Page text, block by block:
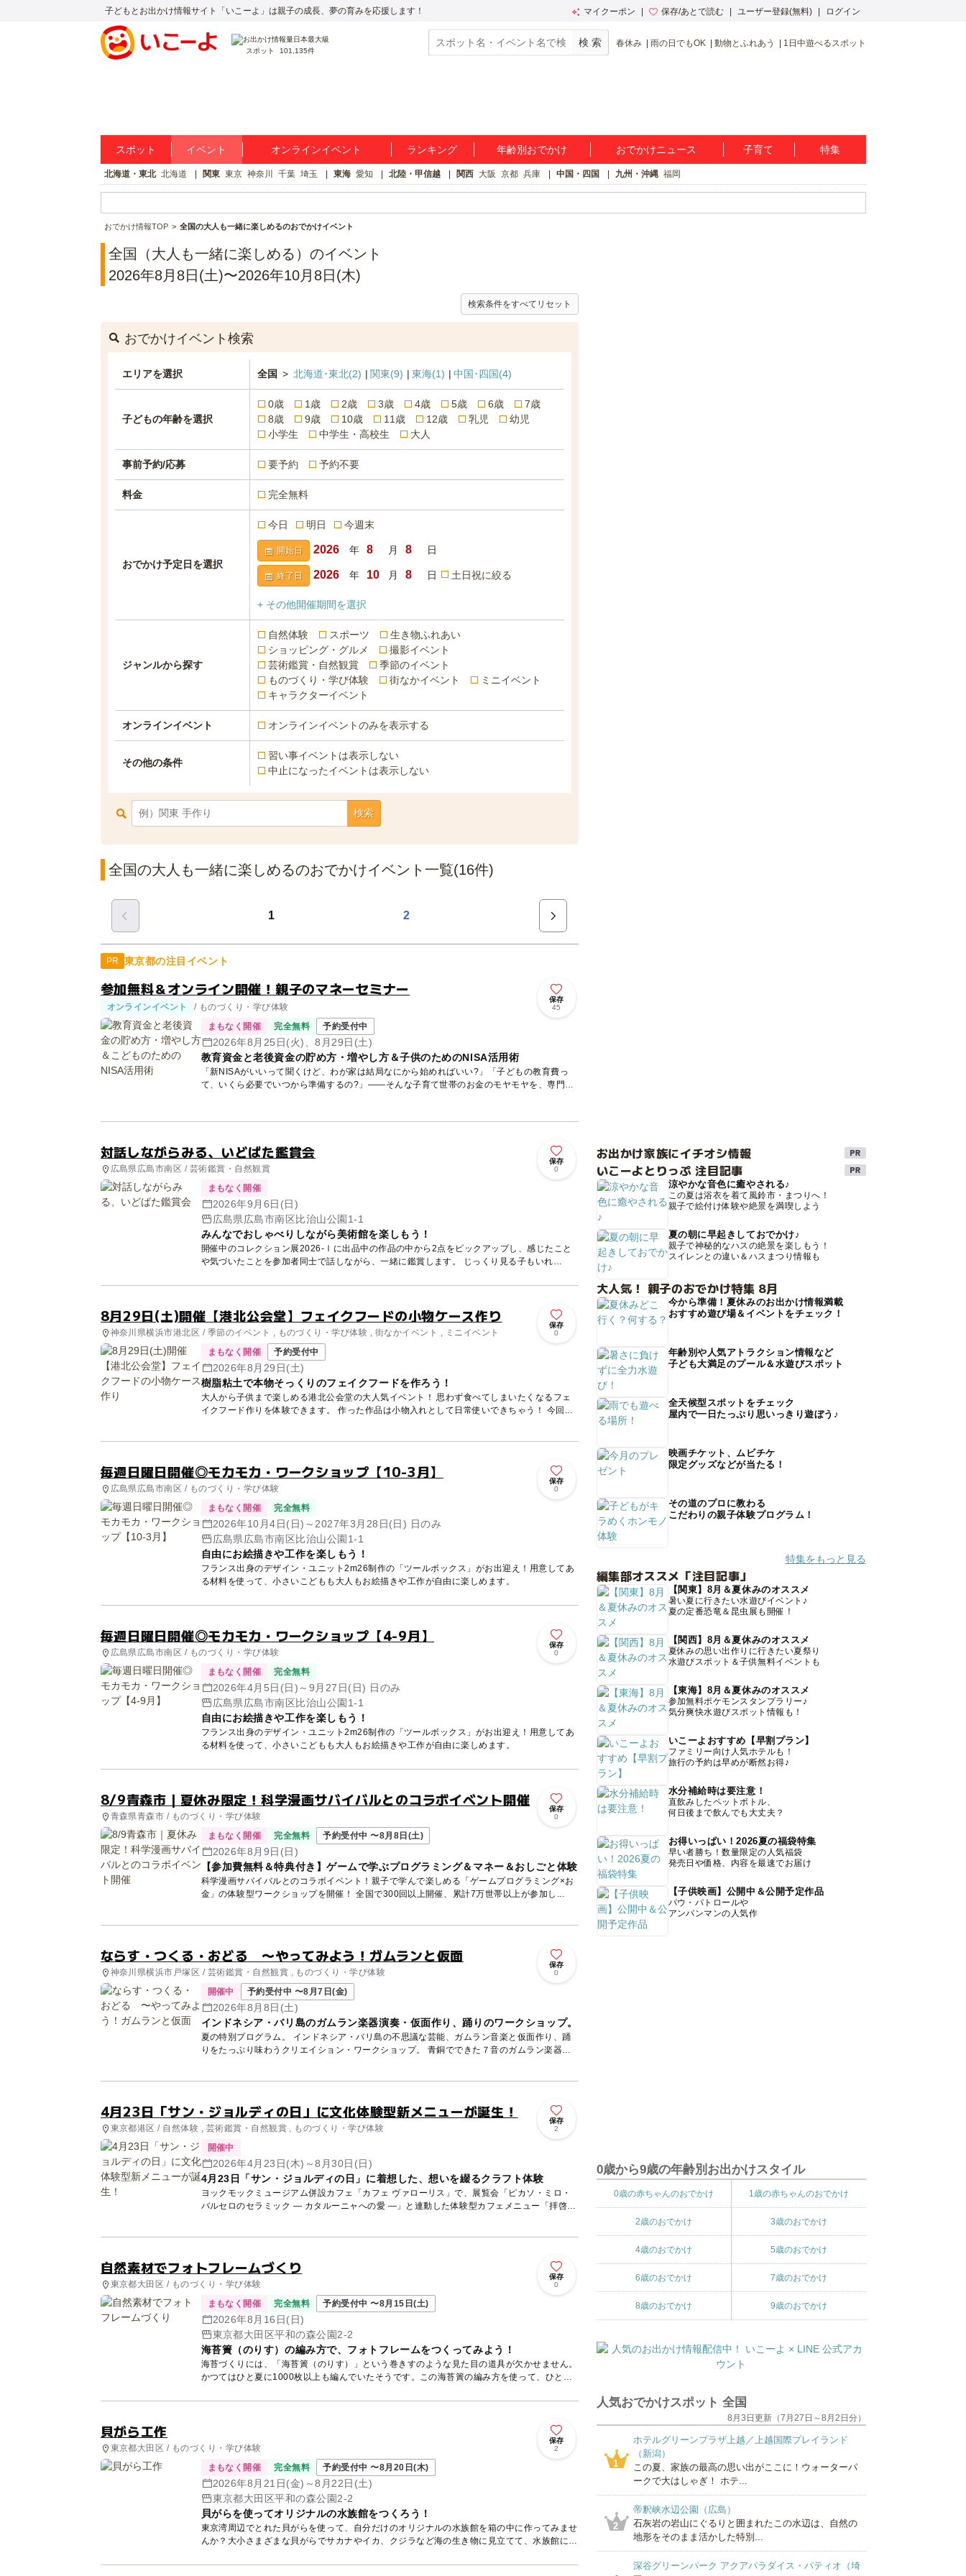
子どもとお出かけ情報サイト「いこーよ」は親子の成長、夢の育みを応援します！ マイクーポン 保存/あとで読む ユーザー登録(無料) ログイン
スポット 101,135件
春休み 雨の日でもOK 動物とふれあう 1日中遊べるスポット
スポット イベント オンラインイベント ランキング 年齢別おでかけ おでかけニュース 子育て 特集
北海道・東北 北海道 関東 東京 神奈川 千葉 埼玉 東海 愛知 北陸・甲信越 関西 大阪 京都 兵庫 中国・四国 九州・沖縄 福岡
おでかけ情報TOP 全国の大人も一緒に楽しめるのおでかけイベント
全国（大人も一緒に楽しめる）のイベント
2026年8月8日(土)〜2026年10月8日(木)
検索条件をすべてリセット
おでかけイベント検索
エリアを選択 全国 > 北海道･東北(2) 関東(9) 東海(1) 中国･四国(4)
子どもの年齢を選択
0歳 1歳 2歳 3歳 4歳 5歳 6歳
7歳
8歳
9歳 10歳 11歳 12歳 乳児
幼児
小学生
中学生・高校生 大人
事前予約/応募 要予約 予約不要
料金 完全無料
おでかけ予定日を選択
今日 明日 今週末
開始日 年 月 日
終了日 年 月 日 土日祝に絞る
+ その他開催期間を選択
ジャンルから探す
自然体験 スポーツ
生き物ふれあい
ショッピング・グルメ
撮影イベント
芸術鑑賞・自然観賞
季節のイベント
ものづくり・学び体験
街なかイベント
ミニイベント
キャラクターイベント
オンラインイベント オンラインイベントのみを表示する
その他の条件
習い事イベントは表示しない
中止になったイベントは表示しない
検索
全国の大人も一緒に楽しめるのおでかけイベント一覧(16件)
1 2
PR 東京都の注目イベント
参加無料＆オンライン開催！親子のマネーセミナー
オンラインイベント / ものづくり・学び体験
保存
45
まもなく開催 完全無料 予約受付中
2026年8月25日(火)、8月29日(土)
教育資金と老後資金の貯め方・増やし方＆子供のためのNISA活用術
「新NISAがいいって聞くけど、わが家は結局なにから始めればいい?」「子どもの教育費っ
て、いくら必要でいつから準備するの?」——そんな子育て世帯のお金のモヤモヤを、専門の
対話しながらみる、いどばた鑑賞会
広島県広島市南区 / 芸術鑑賞・自然観賞
保存
0
まもなく開催
2026年9月6日(日)
広島県広島市南区比治山公園1-1
みんなでおしゃべりしながら美術館を楽しもう！
開催中のコレクション展2026-Ⅰに出品中の作品の中から2点をピックアップし、感じたこと
や気づいたことを参加者同士で話しながら、一緒に鑑賞します。 じっくり見る子もいれ
8月29日(土)開催【港北公会堂】フェイクフードの小物ケース作り
神奈川県横浜市港北区 / 季節のイベント , ものづくり・学び体験 , 街なかイベント , ミニイベント
保存
0
まもなく開催 予約受付中
2026年8月29日(土)
樹脂粘土で本物そっくりのフェイクフードを作ろう！
大人から子供まで楽しめる港北公会堂の大人気イベント！ 思わず食べてしまいたくなるフェ
イクフード作りを体験できます。 作った作品は小物入れとして日常使いできちゃう！ 今回...
毎週日曜日開催◎モカモカ・ワークショップ【10-3月】
広島県広島市南区 / ものづくり・学び体験
保存
0
まもなく開催 完全無料
2026年10月4日(日)～2027年3月28日(日) 日のみ
広島県広島市南区比治山公園1-1
自由にお絵描きや工作を楽しもう！
フランス出身のデザイン・ユニット2m26制作の「ツールボックス」がお出迎え！用意してあ
る材料を使って、小さいこどもも大人もお絵描きや工作が自由に楽しめます。
毎週日曜日開催◎モカモカ・ワークショップ【4-9月】
広島県広島市南区 / ものづくり・学び体験
保存
0
まもなく開催 完全無料
2026年4月5日(日)～9月27日(日) 日のみ
広島県広島市南区比治山公園1-1
自由にお絵描きや工作を楽しもう！
フランス出身のデザイン・ユニット2m26制作の「ツールボックス」がお出迎え！用意してあ
る材料を使って、小さいこどもも大人もお絵描きや工作が自由に楽しめます。
8/9青森市｜夏休み限定！科学漫画サバイバルとのコラボイベント開催
青森県青森市 / ものづくり・学び体験
保存
0
まもなく開催 完全無料 予約受付中 〜8月8日(土)
2026年8月9日(日)
【参加費無料＆特典付き】ゲームで学ぶプログラミング＆マネー＆おしごと体験
科学漫画サバイバルとのコラボイベント！親子で学んで楽しめる「ゲームプログラミング×お
金」の体験型ワークショップを開催！ 全国で300回以上開催、累計7万世帯以上が参加し...
ならす・つくる・おどる 〜やってみよう！ガムランと仮面
神奈川県横浜市戸塚区 / 芸術鑑賞・自然観賞 , ものづくり・学び体験
保存
0
開催中 予約受付中 〜8月7日(金)
2026年8月8日(土)
インドネシア・バリ島のガムラン楽器演奏・仮面作り、踊りのワークショップ。
夏の特別プログラム。 インドネシア・バリ島の不思議な芸能、ガムラン音楽と仮面作り、踊
りをたっぷり味わうクリエイション・ワークショップ。 青銅でできた７音のガムラン楽器を
4月23日「サン・ジョルディの日」に文化体験型新メニューが誕生！
東京都港区 / 自然体験 , 芸術鑑賞・自然観賞 , ものづくり・学び体験
保存
2
開催中
2026年4月23日(木)～8月30日(日)
4月23日「サン・ジョルディの日」に着想した、想いを綴るクラフト体験
ヨックモックミュージアム併設カフェ「カフェ ヴァローリス」で、展覧会「ピカソ・ミロ・
バルセロのセラミック ― カタルーニャへの愛 ―」と連動した体験型カフェメニュー「拝啓、
自然素材でフォトフレームづくり
東京都大田区 / ものづくり・学び体験
保存
0
まもなく開催 完全無料 予約受付中 〜8月15日(土)
2026年8月16日(日)
東京都大田区平和の森公園2-2
海苔簀（のりす）の編み方で、フォトフレームをつくってみよう！
海苔づくりには、「海苔簀（のりす）」という巻きすのような見た目の道具が欠かせません。
かつてはひと夏に1000枚以上も編んでいたそうです。この海苔簀の編み方を使って、ひと回
貝がら工作
東京都大田区 / ものづくり・学び体験
保存
2
まもなく開催 完全無料 予約受付中 〜8月20日(木)
2026年8月21日(金)～8月22日(土)
東京都大田区平和の森公園2-2
貝がらを使ってオリジナルの水族館をつくろう！
東京湾周辺でとれた貝がらを使って、自分だけのオリジナルの水族館を箱の中に作ってみませ
んか？大小さまざまな貝がらでサカナやイカ、クジラなど海の生き物に見立てて、水族館にし
お出かけ家族にイチオシ情報
いこーよとりっぷ 注目記事
涼やかな音色に癒やされる♪
この夏は浴衣を着て風鈴市・まつりへ！
親子で絵付け体験や絶景を満喫しよう
夏の朝に早起きしておでかけ♪
親子で神秘的なハスの絶景を楽しもう！
スイレンとの違い＆ハスまつり情報も
大人気！ 親子のおでかけ特集 8月
今から準備！夏休みのお出かけ情報満載
おすすめ遊び場＆イベントをチェック！
年齢別や人気アトラクション情報など
子ども大満足のプール＆水遊びスポット
全天候型スポットをチェック
屋内で一日たっぷり思いっきり遊ぼう♪
映画チケット、ムビチケ
限定グッズなどが当たる！
その道のプロに教わる
こだわりの親子体験プログラム！
特集をもっと見る
編集部オススメ「注目記事」
【関東】8月＆夏休みのオススメ
暑い夏に行きたい水遊びイベント♪
夏の定番恐竜＆昆虫展も開催！
【関西】8月＆夏休みのオススメ
夏休みの思い出作りに行きたい夏祭り
水遊びスポット＆子供無料イベントも
【東海】8月＆夏休みのオススメ
参加無料ポケモンスタンプラリー♪
気分爽快水遊びスポット情報も！
いこーよおすすめ【早割プラン】
ファミリー向け人気ホテルも！
旅行の予約は早めが断然お得♪
水分補給時は要注意！
直飲みしたペットボトル、
何日後まで飲んでも大丈夫？
お得いっぱい！2026夏の福袋特集
早い者勝ち！数量限定の人気福袋
発売日や価格、内容を最速でお届け
【子供映画】公開中＆公開予定作品
パウ・パトロールや
アンパンマンの人気作
0歳から9歳の年齢別お出かけスタイル
0歳の赤ちゃんのおでかけ 1歳の赤ちゃんのおでかけ
2歳のおでかけ 3歳のおでかけ
4歳のおでかけ 5歳のおでかけ
6歳のおでかけ 7歳のおでかけ
8歳のおでかけ 9歳のおでかけ
人気おでかけスポット 全国
8月3日更新（7月27日～8月2日分）
1
ホテルグリーンプラザ上越／上越国際プレイランド
（新潟）
この夏、家族の最高の思い出がここに！ウォーターパ
ークで大はしゃぎ！ ホテ...
2
帝釈峡水辺公園（広島）
石灰岩の岩山にぐるりと囲まれたこの水辺は、自然の
地形をそのまま活かした特別...
深谷グリーンパーク アクアパラダイス・パティオ（埼